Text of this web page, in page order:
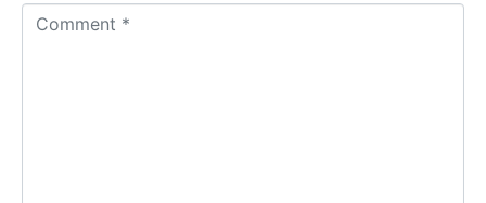
Comment *